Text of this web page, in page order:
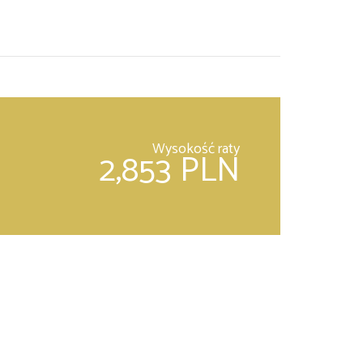
Wysokość raty
2,853 PLN